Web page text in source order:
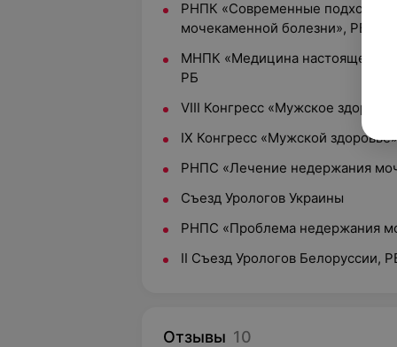
РНПК «Современные подходы в
мочекаменной болезни», РБ
МНПК «Медицина настоящего:
РБ
VIII Конгресс «Мужское
IX Конгресс «Мужской
РНПС «Лечение недержания
Съезд Урологов Украины
РНПС «Проблема недержания
II Съезд Урологов Белоруссии,
Отзывы 10